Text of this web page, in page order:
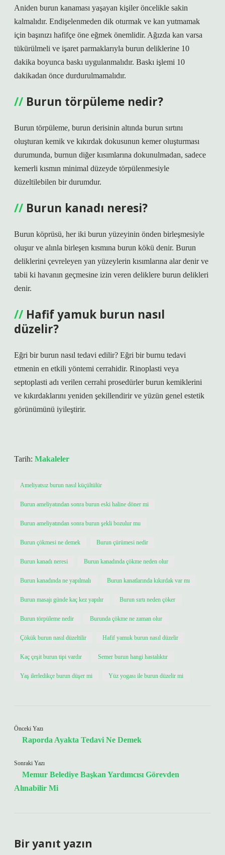
Aniden burun kanaması yaşayan kişiler öncelikle sakin
kalmalıdır. Endişelenmeden dik oturmak ve kan yutmamak
için başınızı hafifçe öne eğmek önemlidir. Ağızda kan varsa
tükürülmeli ve işaret parmaklarıyla burun deliklerine 10
dakika boyunca baskı uygulanmalıdır. Baskı işlemi 10
dakikadan önce durdurulmamalıdır.
Burun törpüleme nedir?
Burun törpüleme, burun derisinin altında burun sırtını
oluşturan kemik ve kıkırdak dokusunun kemer oluşturması
durumunda, burnun diğer kısımlarına dokunulmadan, sadece
kemerli kısmın minimal düzeyde törpülenmesiyle
düzeltilebilen bir durumdur.
Burun kanadı neresi?
Burun köprüsü, her iki burun yüzeyinin önden birleşmesiyle
oluşur ve alınla birleşen kısmına burun kökü denir. Burun
deliklerini çevreleyen yan yüzeylerin kısımlarına alar denir ve
tabii ki havanın geçmesine izin veren deliklere burun delikleri
denir.
Hafif yamuk burun nasıl
düzelir?
Eğri bir burun nasıl tedavi edilir? Eğri bir burnu tedavi
etmenin en etkili yöntemi cerrahidir. Rinoplasti veya
septoplasti adı verilen cerrahi prosedürler burun kemiklerini
ve kıkırdaklarını yeniden şekillendirir ve yüzün genel estetik
görünümünü iyileştirir.
Tarih: Makaleler
Ameliyatsız burun nasıl küçültülür
Burun ameliyatından sonra burun eski haline döner mi
Burun ameliyatından sonra burun şekli bozulur mu
Burun çökmesi ne demek Burun çürümesi nedir
Burun kanadı neresi Burun kanadında çökme neden olur
Burun kanadında ne yapılmalı Burun kanatlarında kıkırdak var mı
Burun masajı günde kaç kez yapılır Burun sırtı neden çöker
Burun törpüleme nedir Burunda çökme ne zaman olur
Çökük burun nasıl düzeltilir Hafif yamuk burun nasıl düzelir
Kaç çeşit burun tipi vardır Semer burun hangi hastalıktır
Yaş ilerledikçe burun düşer mi Yüz yogası ile burun düzelir mi
Önceki Yazı
Raporda Ayakta Tedavi Ne Demek
Sonraki Yazı
Memur Belediye Başkan Yardımcısı Görevden
Alınabilir Mi
Bir yanıt yazın